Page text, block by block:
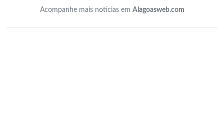
Acompanhe mais notícias em Alagoasweb.com